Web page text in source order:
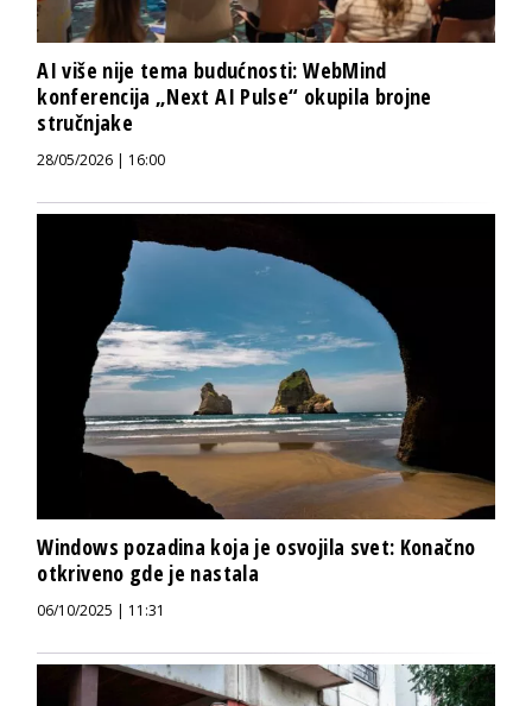
AI više nije tema budućnosti: WebMind
konferencija „Next AI Pulse“ okupila brojne
stručnjake
28/05/2026 | 16:00
Windows pozadina koja je osvojila svet: Konačno
otkriveno gde je nastala
06/10/2025 | 11:31